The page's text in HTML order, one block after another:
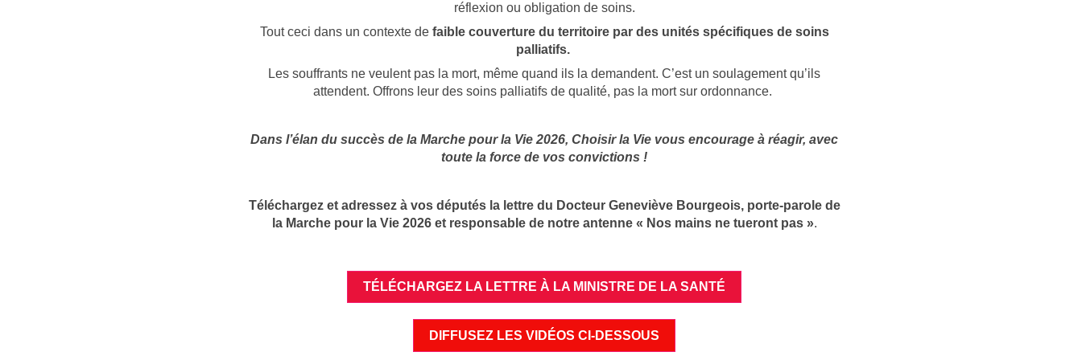
réflexion ou obligation de soins.
Tout ceci dans un contexte de faible couverture du territoire par des unités spécifiques de soins
palliatifs.
Les souffrants ne veulent pas la mort, même quand ils la demandent. C’est un soulagement qu’ils
attendent. Offrons leur des soins palliatifs de qualité, pas la mort sur ordonnance.
Dans l’élan du succès de la Marche pour la Vie 2026, Choisir la Vie vous encourage à réagir, avec
toute la force de vos convictions !
Téléchargez et adressez à vos députés la lettre du Docteur Geneviève Bourgeois, porte-parole de
la Marche pour la Vie 2026 et responsable de notre antenne « Nos mains ne tueront pas ».
TÉLÉCHARGEZ LA LETTRE À LA MINISTRE DE LA SANTÉ
DIFFUSEZ LES VIDÉOS CI-DESSOUS